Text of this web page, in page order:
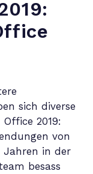
:
sich diverse
2019:
von
Jahren in der
besass